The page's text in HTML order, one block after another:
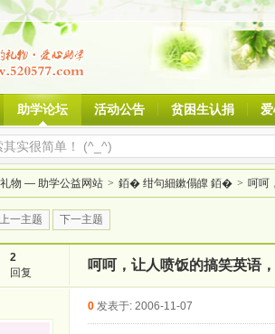
助学论坛 活动公告 贫困生认捐
物 — 助学公益网站 > 銆� 绀句細鏉傝皥 銆� > 呵呵
上一主题 下一主题
2
回复
呵呵，让人喷饭的搞笑英语
0 发表于: 2006-11-07